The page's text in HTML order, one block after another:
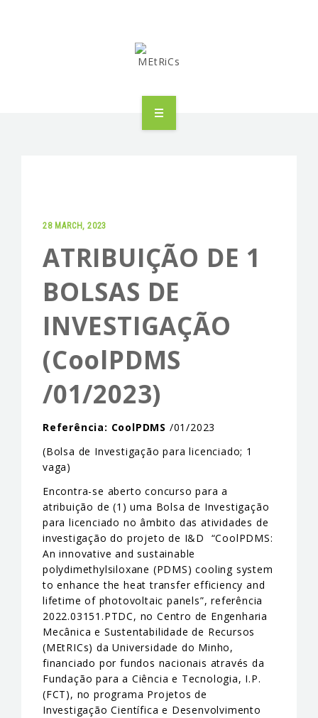
INDUSTRIAL PARTNERSHIP
ADVANCED TRAINING
EVENTS & NEWS
CONTACTS
28 MARCH, 2023
ATRIBUIÇÃO DE 1
BOLSAS DE
INVESTIGAÇÃO
(CoolPDMS
/01/2023)
Referência: CoolPDMS /01/2023
(Bolsa de Investigação para licenciado; 1
vaga)
Encontra-se aberto concurso para a
atribuição de (1) uma Bolsa de Investigação
para licenciado no âmbito das atividades de
investigação do projeto de I&D “CoolPDMS:
An innovative and sustainable
polydimethylsiloxane (PDMS) cooling system
to enhance the heat transfer efficiency and
lifetime of photovoltaic panels”, referência
2022.03151.PTDC, no Centro de Engenharia
Mecânica e Sustentabilidade de Recursos
(MEtRICs) da Universidade do Minho,
financiado por fundos nacionais através da
Fundação para a Ciência e Tecnologia, I.P.
(FCT), no programa Projetos de
Investigação Científica e Desenvolvimento